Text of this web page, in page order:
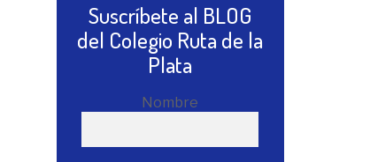
Suscríbete al BLOG
del Colegio Ruta de la
Plata
Nombre